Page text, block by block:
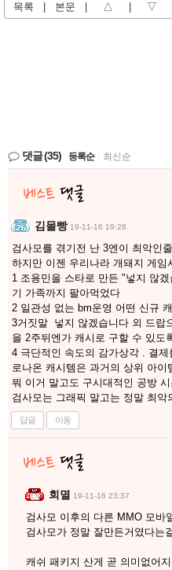
목록 본문 △ ▽
댓글(35) 등록순 최신순
김몰빵 19-11-16 19:28
검사모를 겪기전 난 3엔이 최악인
하지만 이젠 우리나라 개돼지 게
1 조용민을 스타로 만든 "넣지 않
기 가족까지 팔아먹었다
2 일관성 없는 bm운영 어떤 신규
3거짓말 넣지 않겠습니다 외 드랍
을 2주뒤엔가 캐시로 구할 수 있도
4 극단적인 속도의 감가상각 . 결
로나온 캐시템은 과거의 상위 아이
뭐 이거 말고도 구시대적인 공방
검사모는 그래픽 말고는 정말 최
답글 이동
회멸 19-11-16 23:37
검사모 이후의 다른 MMO 모바
검사모가 정말 잘만든거였다는
캐쉬 패키지 산게 곧 의미없어